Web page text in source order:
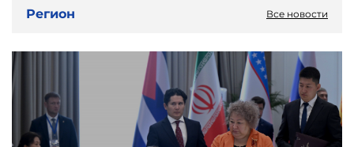
Регион Все новости